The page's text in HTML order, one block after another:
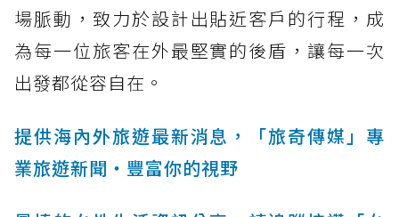
場脈動，致力於設計出貼近客戶的行程，成
為每一位旅客在外最堅實的後盾，讓每一次
出發都從容自在。
提供海內外旅遊最新消息，「旅奇傳媒」專
業旅遊新聞‧豐富你的視野